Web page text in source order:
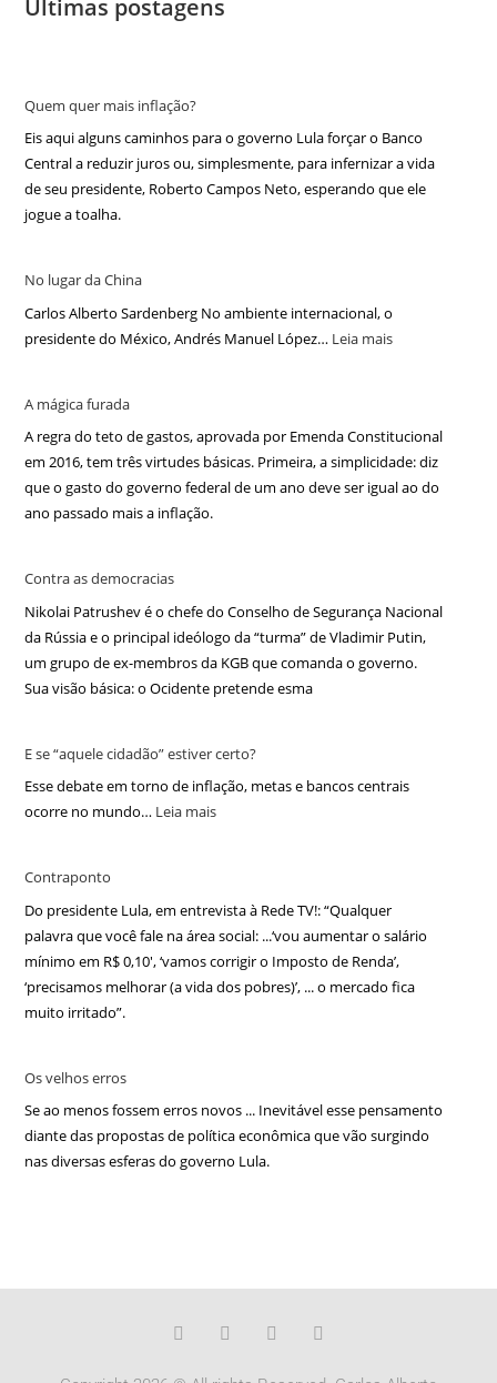
Últimas postagens
Quem quer mais inflação?
Eis aqui alguns caminhos para o governo Lula forçar o Banco
Central a reduzir juros ou, simplesmente, para infernizar a vida
de seu presidente, Roberto Campos Neto, esperando que ele
jogue a toalha.
No lugar da China
Carlos Alberto Sardenberg No ambiente internacional, o
presidente do México, Andrés Manuel López… Leia mais
A mágica furada
A regra do teto de gastos, aprovada por Emenda Constitucional
em 2016, tem três virtudes básicas. Primeira, a simplicidade: diz
que o gasto do governo federal de um ano deve ser igual ao do
ano passado mais a inflação.
Contra as democracias
Nikolai Patrushev é o chefe do Conselho de Segurança Nacional
da Rússia e o principal ideólogo da “turma” de Vladimir Putin,
um grupo de ex-membros da KGB que comanda o governo.
Sua visão básica: o Ocidente pretende esma
E se “aquele cidadão” estiver certo?
Esse debate em torno de inflação, metas e bancos centrais
ocorre no mundo… Leia mais
Contraponto
Do presidente Lula, em entrevista à Rede TV!: “Qualquer
palavra que você fale na área social: ...‘vou aumentar o salário
mínimo em R$ 0,10′, ‘vamos corrigir o Imposto de Renda’,
‘precisamos melhorar (a vida dos pobres)’, ... o mercado fica
muito irritado”.
Os velhos erros
Se ao menos fossem erros novos ... Inevitável esse pensamento
diante das propostas de política econômica que vão surgindo
nas diversas esferas do governo Lula.